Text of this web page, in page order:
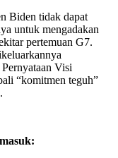
Biden tidak dapat
untuk mengadakan
pertemuan G7.
Visi
“komitmen teguh”